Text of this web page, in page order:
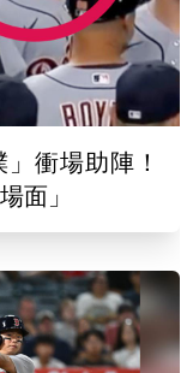
衝場助陣！
面」